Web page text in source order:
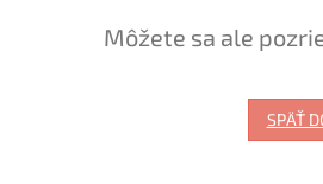
Môžete sa ale
SPÄŤ